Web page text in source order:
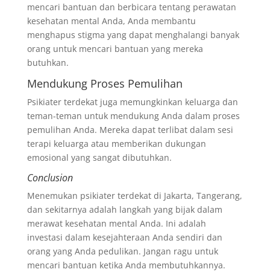
mencari bantuan dan berbicara tentang perawatan
kesehatan mental Anda, Anda membantu
menghapus stigma yang dapat menghalangi banyak
orang untuk mencari bantuan yang mereka
butuhkan.
Mendukung Proses Pemulihan
Psikiater terdekat juga memungkinkan keluarga dan
teman-teman untuk mendukung Anda dalam proses
pemulihan Anda. Mereka dapat terlibat dalam sesi
terapi keluarga atau memberikan dukungan
emosional yang sangat dibutuhkan.
Conclusion
Menemukan psikiater terdekat di Jakarta, Tangerang,
dan sekitarnya adalah langkah yang bijak dalam
merawat kesehatan mental Anda. Ini adalah
investasi dalam kesejahteraan Anda sendiri dan
orang yang Anda pedulikan. Jangan ragu untuk
mencari bantuan ketika Anda membutuhkannya.